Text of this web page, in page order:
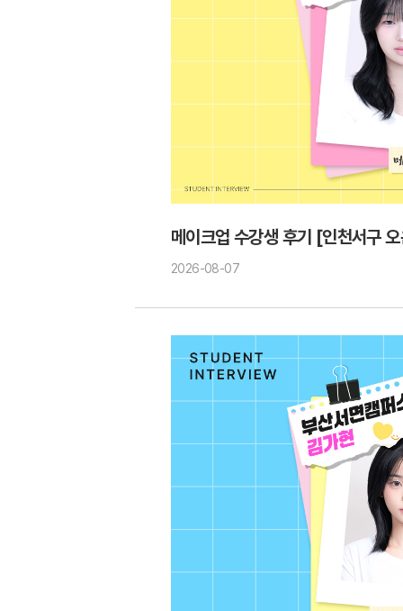
메이크업 수강생 후기 [인천서구
2026-08-07